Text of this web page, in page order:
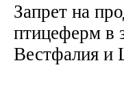
Запрет на
птицеферм в
Вестфалия и